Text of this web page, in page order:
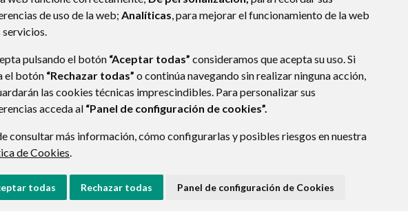
de uso de la web; Analíticas, para mejorar el funcionamiento de la web
servicios.
pulsando el botón “Aceptar todas” consideramos que acepta su uso. Si
el botón “Rechazar todas” o continúa navegando sin realizar ninguna acción,
las cookies técnicas imprescindibles. Para personalizar sus
acceda al “Panel de configuración de cookies”.
consultar más información, cómo configurarlas y posibles riesgos en nuestra
de Cookies.
todas Rechazar todas Panel de configuración de Cookies